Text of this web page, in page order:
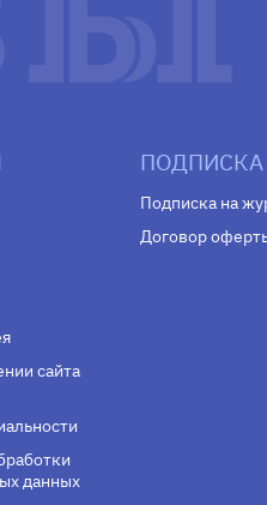
сайта
данных
ПОДПИСКА
Подписка на
Договор